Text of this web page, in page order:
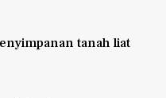
tanah liat